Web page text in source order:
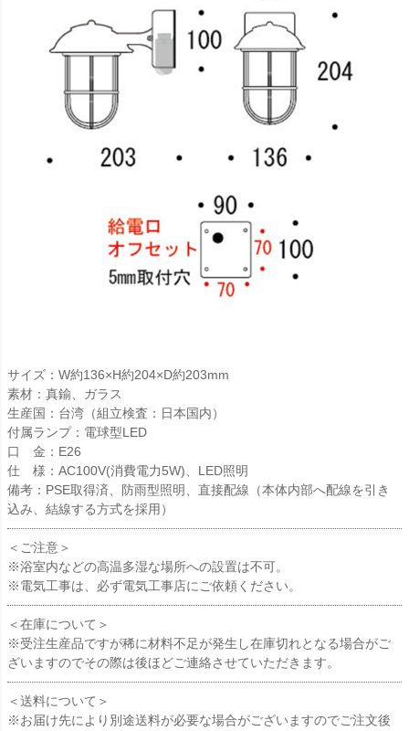
サイズ：W約136×H約204×D約203mm
素材：真鍮、ガラス
生産国：台湾（組立検査：日本国内）
付属ランプ：電球型LED
口 金：E26
仕 様：AC100V(消費電力5W)、LED照明
備考：PSE取得済、防雨型照明、直接配線（本体内部へ配線を引き
込み、結線する方式を採用）
＜ご注意＞
※浴室内などの高温多湿な場所への設置は不可。
※電気工事は、必ず電気工事店にご依頼ください。
＜在庫について＞
※受注生産品ですが稀に材料不足が発生し在庫切れとなる場合がご
ざいますのでその際は後ほどご連絡させていただきます。
＜送料について＞
※お届け先により別途送料が必要な場合がございますのでご注文後